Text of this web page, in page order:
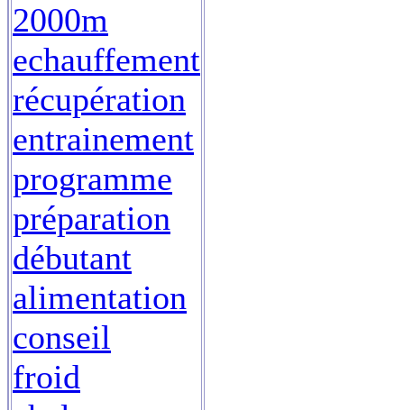
2000m
echauffement
récupération
entrainement
programme
préparation
débutant
alimentation
conseil
froid